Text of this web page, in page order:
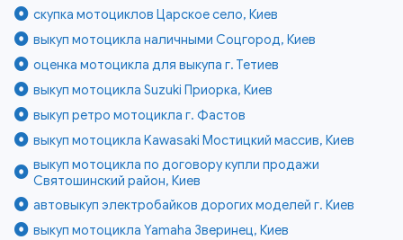
скупка мотоциклов Царское село, Киев
выкуп мотоцикла наличными Соцгород, Киев
оценка мотоцикла для выкупа г. Тетиев
выкуп мотоцикла Suzuki Приорка, Киев
выкуп ретро мотоцикла г. Фастов
выкуп мотоцикла Kawasaki Мостицкий массив, Киев
выкуп мотоцикла по договору купли продажи
Святошинский район, Киев
автовыкуп электробайков дорогих моделей г. Киев
выкуп мотоцикла Yamaha Зверинец, Киев